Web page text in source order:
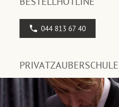
044 813 67 40